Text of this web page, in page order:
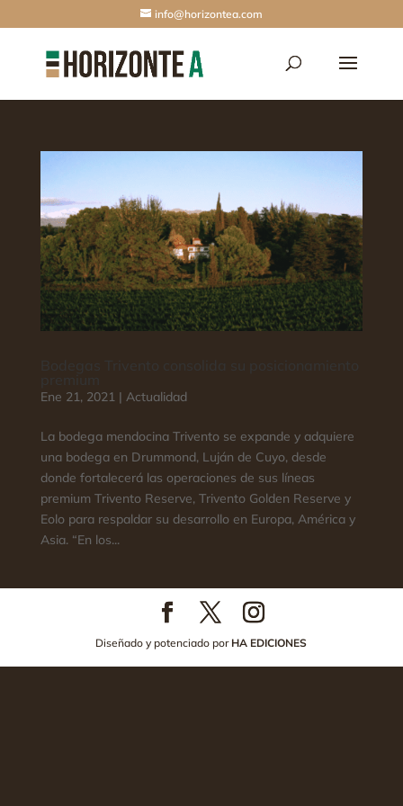
info@horizontea.com
Ene 21, 2021| Actualidad
La bodega mendocina Trivento se expande y adquiere
una bodega en Drummond, Luján de Cuyo, desde
donde fortalecerá las operaciones de sus líneas
premium Trivento Reserve, Trivento Golden Reserve y
Eolo para respaldar su desarrollo en Europa, América y
Asia. “En los...
Diseñado y potenciado por HA EDICIONES